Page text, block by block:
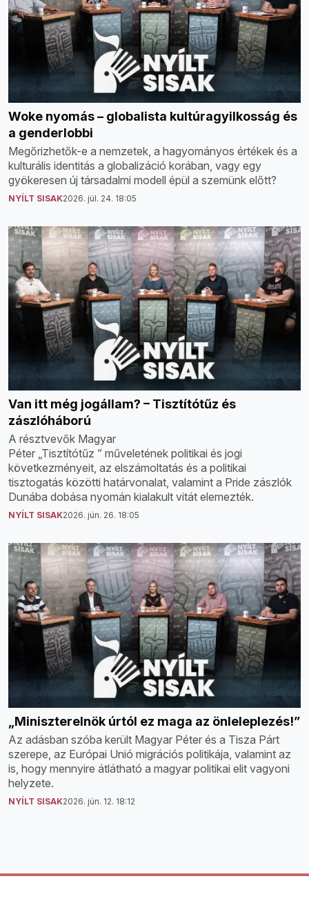
Woke nyomás – globalista kultúragyilkosság és
a genderlobbi
Megőrizhetők-e a nemzetek, a hagyományos értékek és a
kulturális identitás a globalizáció korában, vagy egy
gyökeresen új társadalmi modell épül a szemünk előtt?
NYÍLT SISAK2026. júl. 24. 18:05
Van itt még jogállam? – Tisztítótűz és
zászlóháború
A résztvevők Magyar
Péter „Tisztítótűz ” műveletének politikai és jogi
következményeit, az elszámoltatás és a politikai
tisztogatás közötti határvonalat, valamint a Pride zászlók
Dunába dobása nyomán kialakult vitát elemezték.
NYÍLT SISAK2026. jún. 26. 18:05
„Miniszterelnök úrtól ez maga az önleleplezés!”
Az adásban szóba került Magyar Péter és a Tisza Párt
szerepe, az Európai Unió migrációs politikája, valamint az
is, hogy mennyire átlátható a magyar politikai elit vagyoni
helyzete.
NYÍLT SISAK2026. jún. 12. 18:12